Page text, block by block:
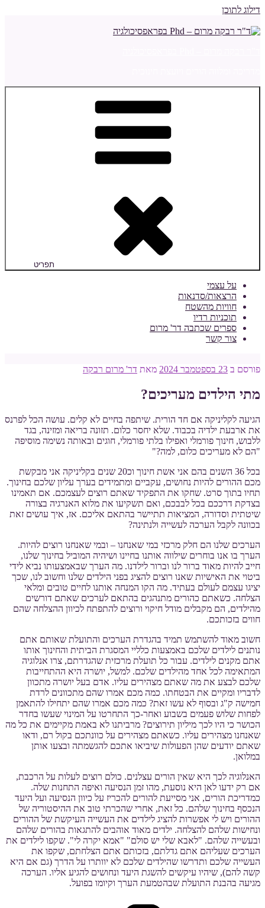
דילוג לתוכן
תפריט
על עצמי
הרצאות/סדנאות
חוויות מהשטח
תוכניות רדיו
ספרים שכתבה דר' מרום
צור קשר
פורסם ב 23 בספטמבר 2024 מאת דר' מרום רבקה
מתי הילדים מעריכים?
הגיעה לקליניקה אם חד הורית. שיתפה בחיים לא קלים. עושה הכל לפרנס
את ארבעת ילדיה בכבוד. שלא יחסר כלום. תזונה בריאה ומזינה, בגד
ללבוש, חינוך פורמלי ואפילו בלתי פורמלי, חוגים ובאותה נשימה מוסיפה
"הם לא מעריכים כלום, למה?"
בכל 36 השנים בהם אני אשת חינוך וכ20 שנים בקליניקה אני מבקשת
מכם ההורים להיות נחושים, עקביים ומתמידים בערך עליון שלכם בחינוך.
תחיו בתוך סרט. שחקו את התפקיד שאתם רוצים לעצמכם. אם תאמינו
בצדקת דרככם בכל לבבכם, ואם תשקיעו את מלוא האנרגיה בצורה
שיטתית וסדורה, המציאות תתיישר בהתאם אליכם. אז, איך עושים זאת
בכוונה לקבל הערכה לעשייה ולנתינה?
הערכים שלנו הם חלק מרכזי במי שאנחנו – ובמי שאנחנו רוצים להיות.
הערך בו אנו בוחרים שילווה אותנו בחיינו ושיהיה המוביל בחינוך שלנו,
חייב להיות מאוד ברור לנו וברור לילדנו. מה הערך שבאמצעותו נביא לידי
ביטוי את האישיות שאנו רוצים להציג בפני הילדים שלנו וחשוב לנו, שכך
יציגו עצמם לעולם בעתיד. מה הקו המנחה אותנו לחיים טובים ומלאי
הצלחה. כשאתם כהורים מתנהגים בהתאם לערכים שאתם דורשים
מהילדים, הם מקבלים מודל חיקוי ורוצים להתפתח לכיוון ההצלחה שהם
חווים בזכותכם.
חשוב מאוד להשתמש תמיד בהגדרת הערכים והתועלת שאותם אתם
נותנים לילדים שלכם באמצעות כלליי המסגרת הביתית והחינוך אותו
אתם מקנים לילדים. עבור כל תועלת מרכזית שהגדרתם, צרו אנלוגיה
המתאימה לכל אחד מהילדים שלכם. למשל, יושרה היא ההתחייבות
שלכם לבצע את מה שאתם מצהירים עליו. אדם בעל יושרה מתכוון
לדבריו ומקיים את הבטחתו. כמה מכם אמרו שהם מתכוונים לרדת
חמישה ק"ג ובסוף לא עשו זאת? כמה מכם אמרו שהם יתחילו להתאמן
לפחות שלוש פעמים בשבוע ואחר-כך התחרטו על המינוי שעשו בחדר
הכושר כי היו לכך מיליון תירוצים? מרביתנו לא באמת מקיימים את כל מה
שאנחנו מצהירים עליו. כשאתם מצהירים על כוונתכם בקול רם, ודאו
שאתם יודעים שהן הפעולות שיביאו אתכם להגשמתה ובצעו אותן
במלואן.
האנלוגיה לכך היא שאין הורים עצלנים. כולם רוצים לעלות על הרכבת,
אם רק ידעו לאן היא נוסעת, מהו זמן הנסיעה ואיפה התחנות שלה.
כמדריכת הורים, אני מסייעת להורים להכריז על כיוון הנסיעה ועל היעד
הנכסף בחינוך שלהם. כל זאת, אחרי שהכרתי טוב את ההיסטוריה של
ההורים ויש לי אפשרות להציג לילדים את העשייה העיקשת של ההורים
ונחישות שלהם להצלחה. ילדים מאוד אוהבים להתגאות בהורים שלהם
ובעשייה שלהם. "לאבא שלי יש סולם" "אמא יקרה לי". שקפו לילדים את
הערכים שעליהם אתם גדלתם, בזכותם אתם הצלחתם, שקפו את
העשייה שלכם ותדרשו שהילדים שלכם לא יוותרו על הדרך (גם אם היא
קשה להם), שיהיו עיקשים להשגת היעד ונחושים להגיע אליו. הערכה
מגיעה בהבנת התועלת שבהטמעת הערך וקיומו בפועל.